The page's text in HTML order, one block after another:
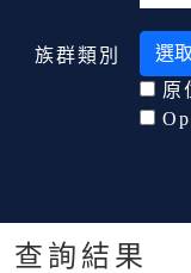
族群類別
選
原
查詢結果